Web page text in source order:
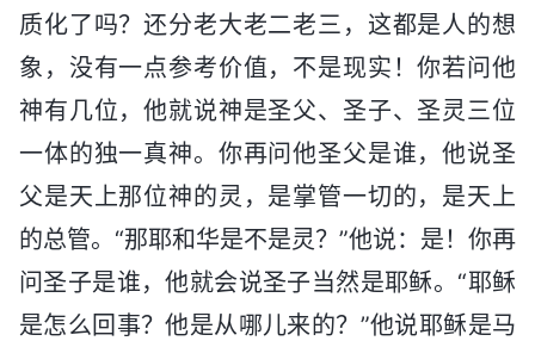
质化了吗？还分老大老二老三，这都是人的想
象，没有一点参考价值，不是现实！你若问他
神有几位，他就说神是圣父、圣子、圣灵三位
一体的独一真神。你再问他圣父是谁，他说圣
父是天上那位神的灵，是掌管一切的，是天上
的总管。“那耶和华是不是灵？”他说：是！你再
问圣子是谁，他就会说圣子当然是耶稣。“耶稣
是怎么回事？他是从哪儿来的？”他说耶稣是马